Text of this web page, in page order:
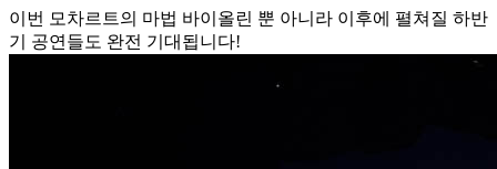
이번 모차르트의 마법 바이올린 뿐 아니라 이후에 펼쳐질 하반
기 공연들도 완전 기대됩니다!